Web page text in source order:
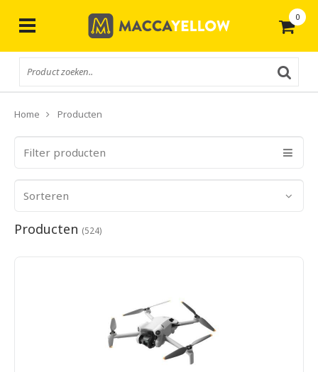
0
Home Producten
Filter producten
Sorteren
Producten (524)